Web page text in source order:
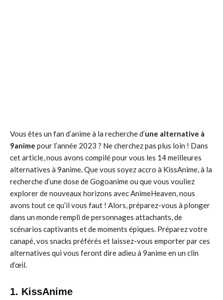
Vous êtes un fan d’anime à la recherche d’une alternative à
9anime pour l’année 2023 ? Ne cherchez pas plus loin ! Dans
cet article, nous avons compilé pour vous les 14 meilleures
alternatives à 9anime. Que vous soyez accro à KissAnime, à la
recherche d’une dose de Gogoanime ou que vous vouliez
explorer de nouveaux horizons avec AnimeHeaven, nous
avons tout ce qu’il vous faut ! Alors, préparez-vous à plonger
dans un monde rempli de personnages attachants, de
scénarios captivants et de moments épiques. Préparez votre
canapé, vos snacks préférés et laissez-vous emporter par ces
alternatives qui vous feront dire adieu à 9anime en un clin
d’œil.
1. KissAnime